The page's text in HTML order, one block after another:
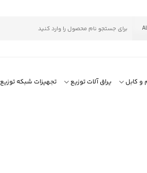
برای:
و کابل یراق آلات توزیع تجهیزات شبکه توزیع